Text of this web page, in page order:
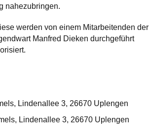
nahezubringen.
werden von einem Mitarbeitenden der
Manfred Dieken durchgeführt
Lindenallee 3, 26670 Uplengen
Lindenallee 3, 26670 Uplengen